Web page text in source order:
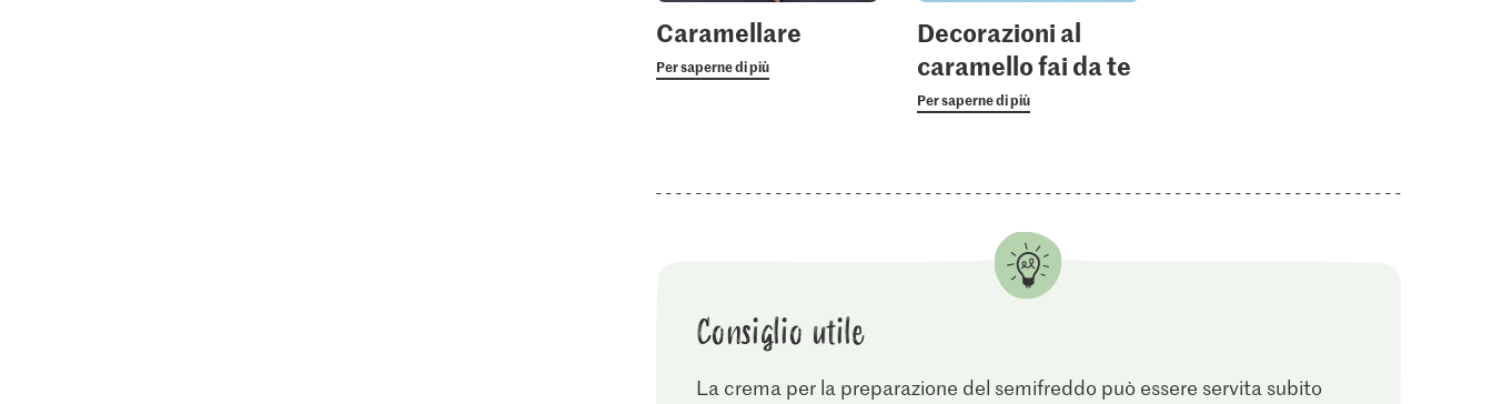
Caramellare
Per saperne di più
Decorazioni al
caramello fai da te
Per saperne di più
Consiglio utile
La crema per la preparazione del semifreddo può essere servita subito